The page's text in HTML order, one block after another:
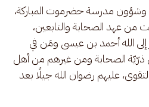
مدرسة حضرموت المباركة،
عهد الصحابة والتابعين،
إلى الله أحمد بن عيسى ومَن في
من ذرّيّة الصحابة ومن غيرهم من أهل
عليهم رضوان الله جيلًا بعد